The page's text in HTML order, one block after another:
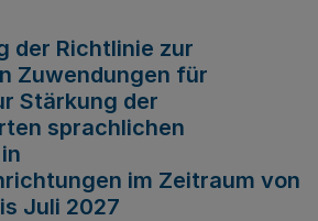
der Richtlinie zur
Zuwendungen für
Stärkung der
sprachlichen
im Zeitraum von
Juli 2027